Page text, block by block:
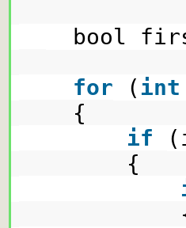
bool
for ( int
{
if
{